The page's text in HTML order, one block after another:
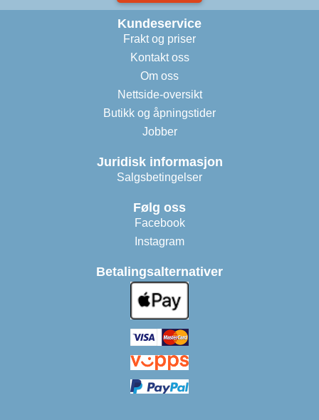
Kundeservice
Frakt og priser
Kontakt oss
Om oss
Nettside-oversikt
Butikk og åpningstider
Jobber
Juridisk informasjon
Salgsbetingelser
Følg oss
Facebook
Instagram
Betalingsalternativer